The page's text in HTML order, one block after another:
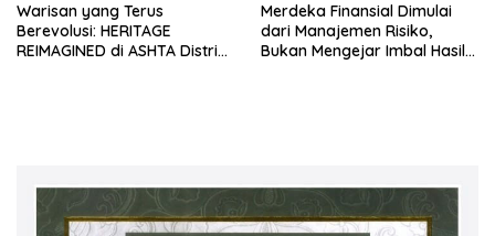
Warisan yang Terus
Berevolusi: HERITAGE
REIMAGINED di ASHTA District
Merdeka Finansial Dimulai
dari Manajemen Risiko,
Bukan Mengejar Imbal Hasil